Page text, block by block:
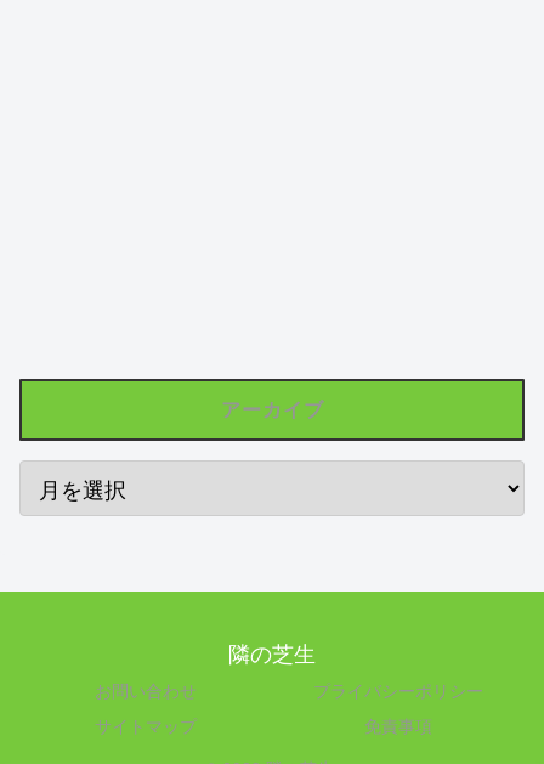
アーカイブ
隣の芝生
お問い合わせ
プライバシーポリシー
サイトマップ
免責事項